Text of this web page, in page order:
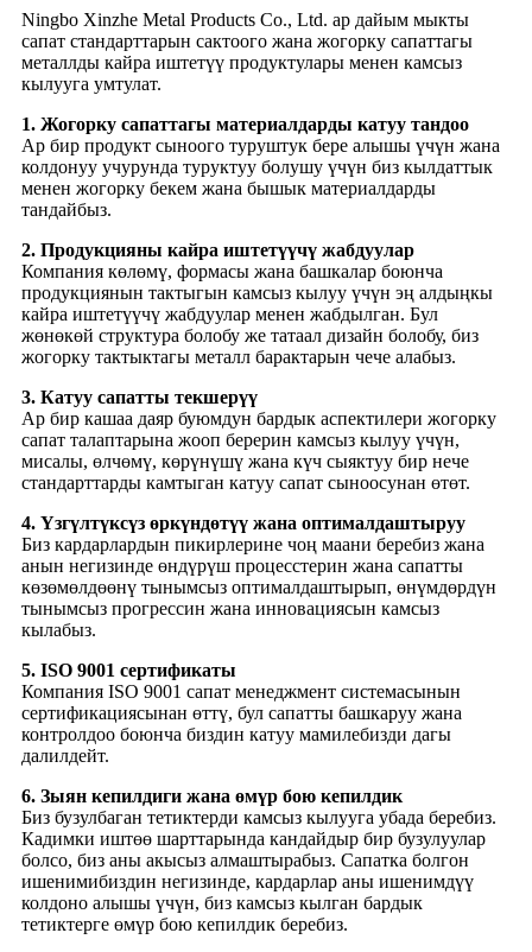
Ningbo Xinzhe Metal Products Co., Ltd. ар дайым мыкты
сапат стандарттарын сактоого жана жогорку сапаттагы
металлды кайра иштетүү продуктулары менен камсыз
кылууга умтулат.
1. Жогорку сапаттагы материалдарды катуу тандоо
Ар бир продукт сыноого туруштук бере алышы үчүн жана
колдонуу учурунда туруктуу болушу үчүн биз кылдаттык
менен жогорку бекем жана бышык материалдарды
тандайбыз.
2. Продукцияны кайра иштетүүчү жабдуулар
Компания көлөмү, формасы жана башкалар боюнча
продукциянын тактыгын камсыз кылуу үчүн эң алдыңкы
кайра иштетүүчү жабдуулар менен жабдылган. Бул
жөнөкөй структура болобу же татаал дизайн болобу, биз
жогорку тактыктагы металл барактарын чече алабыз.
3. Катуу сапатты текшерүү
Ар бир кашаа даяр буюмдун бардык аспектилери жогорку
сапат талаптарына жооп берерин камсыз кылуу үчүн,
мисалы, өлчөмү, көрүнүшү жана күч сыяктуу бир нече
стандарттарды камтыган катуу сапат сыноосунан өтөт.
4. Үзгүлтүксүз өркүндөтүү жана оптималдаштыруу
Биз кардарлардын пикирлерине чоң маани беребиз жана
анын негизинде өндүрүш процесстерин жана сапатты
көзөмөлдөөнү тынымсыз оптималдаштырып, өнүмдөрдүн
тынымсыз прогрессин жана инновациясын камсыз
кылабыз.
5. ISO 9001 сертификаты
Компания ISO 9001 сапат менеджмент системасынын
сертификациясынан өттү, бул сапатты башкаруу жана
контролдоо боюнча биздин катуу мамилебизди дагы
далилдейт.
6. Зыян кепилдиги жана өмүр бою кепилдик
Биз бузулбаган тетиктерди камсыз кылууга убада беребиз.
Кадимки иштөө шарттарында кандайдыр бир бузулуулар
болсо, биз аны акысыз алмаштырабыз. Сапатка болгон
ишенимибиздин негизинде, кардарлар аны ишенимдүү
колдоно алышы үчүн, биз камсыз кылган бардык
тетиктерге өмүр бою кепилдик беребиз.